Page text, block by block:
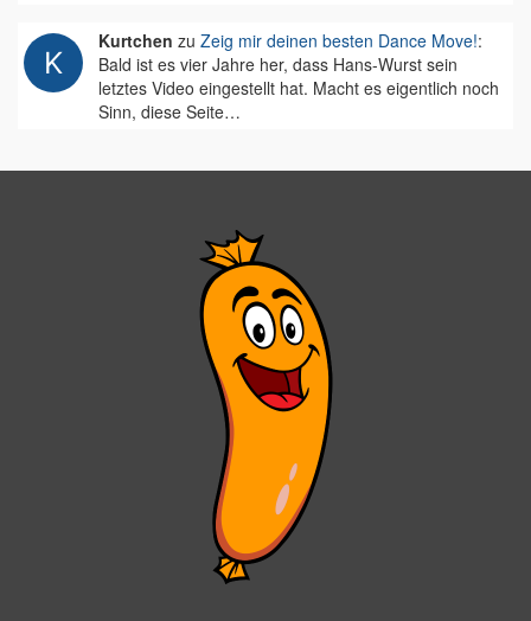
Kurtchen zu Zeig mir deinen besten Dance Move!:
Bald ist es vier Jahre her, dass Hans-Wurst sein
letztes Video eingestellt hat. Macht es eigentlich noch
Sinn, diese Seite…